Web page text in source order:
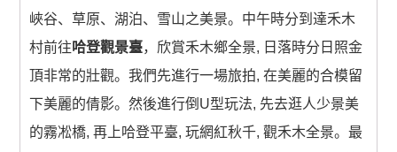
峽谷、草原、湖泊、雪山之美景。中午時分到達禾木
村前往哈登觀景臺，欣賞禾木鄉全景, 日落時分日照金
頂非常的壯觀。我們先進行一場旅拍, 在美麗的合模留
下美麗的倩影。然後進行倒U型玩法, 先去逛人少景美
的霧凇橋, 再上哈登平臺, 玩網紅秋千, 觀禾木全景。最